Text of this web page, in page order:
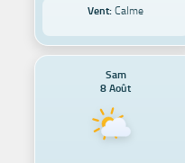
Vent: Calme
Sam
8 Août